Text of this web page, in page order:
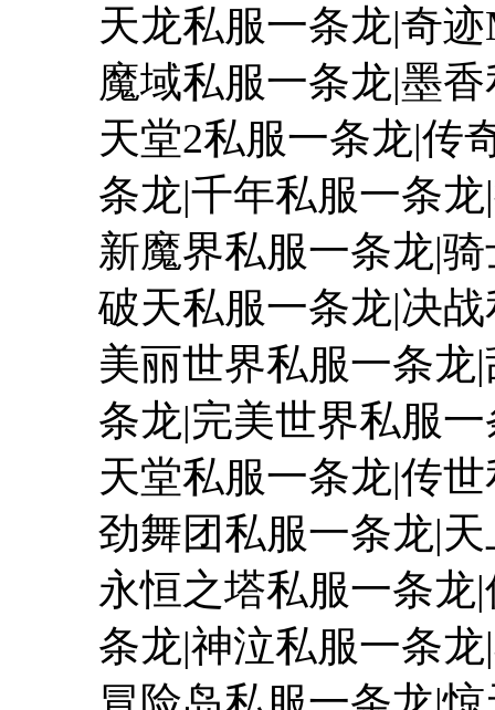
天龙私服一条龙|奇
魔域私服一条龙|墨
天堂2私服一条龙|传
条龙|千年私服一条
新魔界私服一条龙|
破天私服一条龙|决
美丽世界私服一条龙
条龙|完美世界私服
天堂私服一条龙|传
劲舞团私服一条龙|
永恒之塔私服一条龙
条龙|神泣私服一条